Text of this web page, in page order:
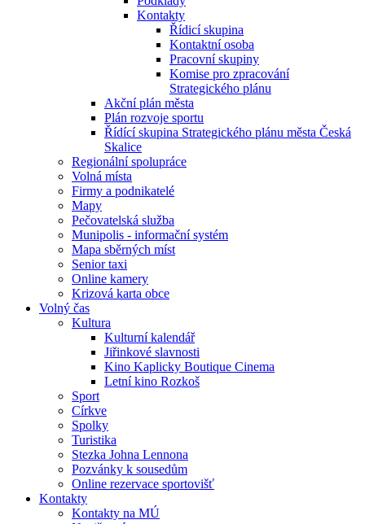
Kontakty
Řídicí skupina
Kontaktní osoba
Pracovní skupiny
Komise pro zpracování
Strategického plánu
Akční plán města
Plán rozvoje sportu
Řídící skupina Strategického plánu města Česká
Skalice
Regionální spolupráce
Volná místa
Firmy a podnikatelé
Mapy
Pečovatelská služba
Munipolis - informační systém
Mapa sběrných míst
Senior taxi
Online kamery
Krizová karta obce
Volný čas
Kultura
Kulturní kalendář
Jiřinkové slavnosti
Kino Kaplicky Boutique Cinema
Letní kino Rozkoš
Sport
Církve
Spolky
Turistika
Stezka Johna Lennona
Pozvánky k sousedům
Online rezervace sportovišť
Kontakty
Kontakty na MÚ